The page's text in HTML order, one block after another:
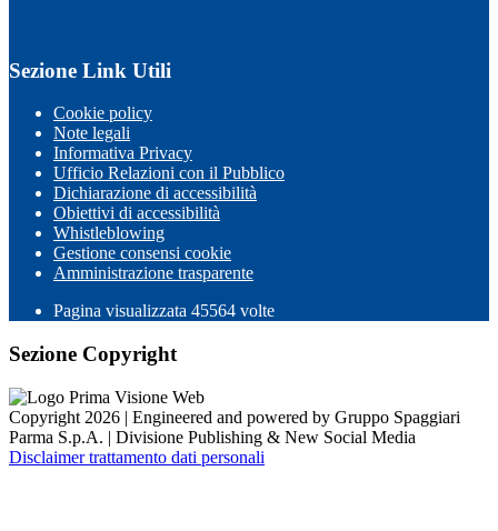
Sezione Link Utili
Cookie policy
Note legali
Informativa Privacy
Ufficio Relazioni con il Pubblico
Dichiarazione di accessibilità
Obiettivi di accessibilità
Whistleblowing
Gestione consensi cookie
Amministrazione trasparente
Pagina visualizzata 45564 volte
Sezione Copyright
Copyright 2026 | Engineered and powered by Gruppo Spaggiari
Parma S.p.A. | Divisione Publishing & New Social Media
Disclaimer trattamento dati personali